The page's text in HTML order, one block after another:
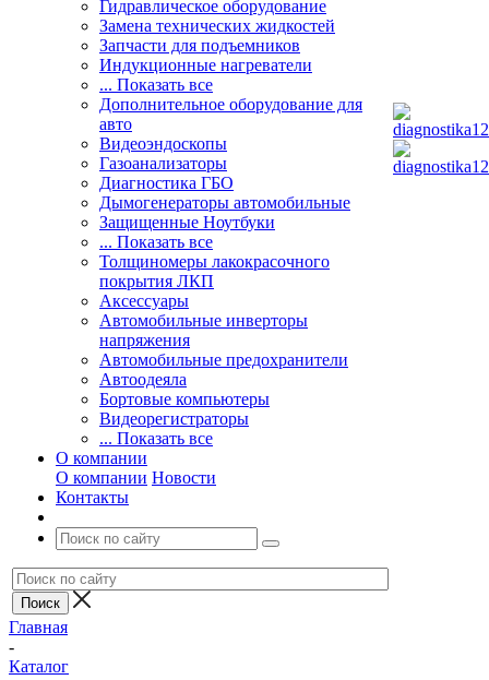
Гидравлическое оборудование
Замена технических жидкостей
Запчасти для подъемников
Индукционные нагреватели
... Показать все
Дополнительное оборудование для
авто
Видеоэндоскопы
Газоанализаторы
Диагностика ГБО
Дымогенераторы автомобильные
Защищенные Ноутбуки
... Показать все
Толщиномеры лакокрасочного
покрытия ЛКП
Аксессуары
Автомобильные инверторы
напряжения
Автомобильные предохранители
Автоодеяла
Бортовые компьютеры
Видеорегистраторы
... Показать все
О компании
О компании Новости
Контакты
Главная
-
Каталог